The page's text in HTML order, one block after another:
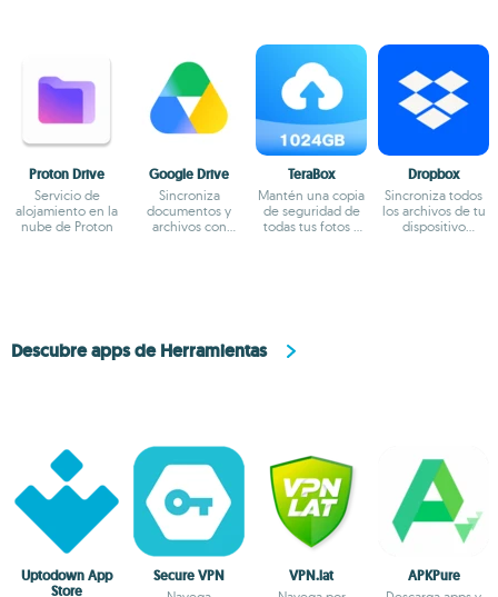
Proton Drive
Servicio de
alojamiento en la
nube de Proton
Google Drive
Sincroniza
documentos y
archivos con
TeraBox
Mantén una copia
de seguridad de
todas tus fotos y
Dropbox
Sincroniza todos
los archivos de tu
dispositivo
Descubre apps de Herramientas
Uptodown App
Store
Secure VPN VPN.lat APKPure